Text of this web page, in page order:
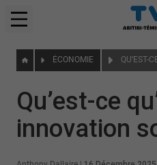
ÉCONOMIE
Qu’est-ce
innovation